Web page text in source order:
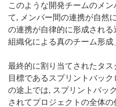
このような開発チームのメ
て, メンバー間の連携が自然
の連携が自律的に形成される
組織化による真のチーム形成
最終的に割り当てされたタ
目標であるスプリントバッ
の途上では, スプリントバッ
されてプロジェクトの全体